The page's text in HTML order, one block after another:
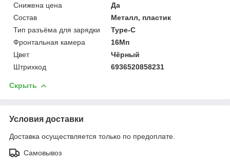
Снижена цена
Да
Состав
Металл, пластик
Тип разъёма для зарядки
Type-C
Фронтальная камера
16Мп
Цвет
Чёрный
Штрихкод
6936520858231
Скрыть
Условия доставки
Доставка осуществляется только по предоплате.
Самовывоз